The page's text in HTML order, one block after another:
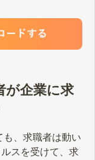
が企業に求
も、求職者は動い
スを受けて、求